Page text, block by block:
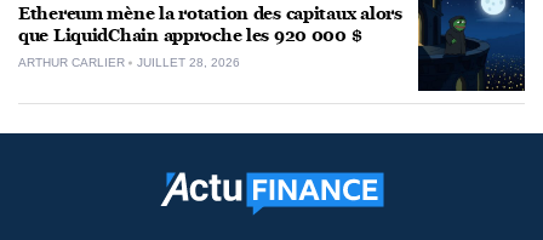
Ethereum mène la rotation des capitaux alors
que LiquidChain approche les 920 000 $
ARTHUR CARLIER JUILLET 28, 2026